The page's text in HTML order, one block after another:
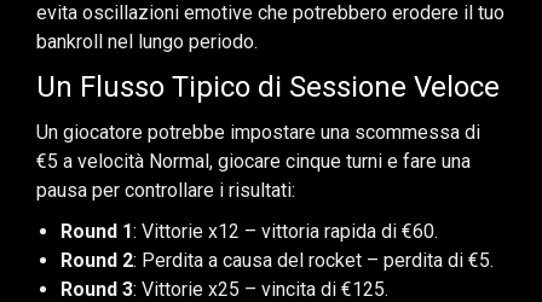
evita oscillazioni emotive che potrebbero erodere il tuo
bankroll nel lungo periodo.
Un Flusso Tipico di Sessione Veloce
Un giocatore potrebbe impostare una scommessa di
€5 a velocità Normal, giocare cinque turni e fare una
pausa per controllare i risultati:
Round 1: Vittorie x12 – vittoria rapida di €60.
Round 2: Perdita a causa del rocket – perdita di €5.
Round 3: Vittorie x25 – vincita di €125.